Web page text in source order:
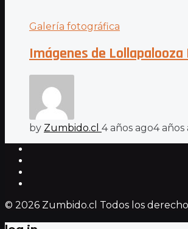
Galería fotográfica
Imágenes de Lollapalooza
by Zumbido.cl 4 años ago4 años
© 2026 Zumbido.cl Todos los